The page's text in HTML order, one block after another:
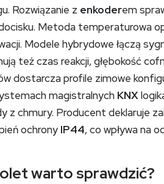
Rozwiązanie z enkoderem
Metoda temperaturowa
Modele hybrydowe łączą
też czas reakcji, głębokość
dostarcza profile zimowe
magistralnych KNX
z chmury. Producent deklaruje
ochrony IP44, co wpływa na
warto sprawdzić?